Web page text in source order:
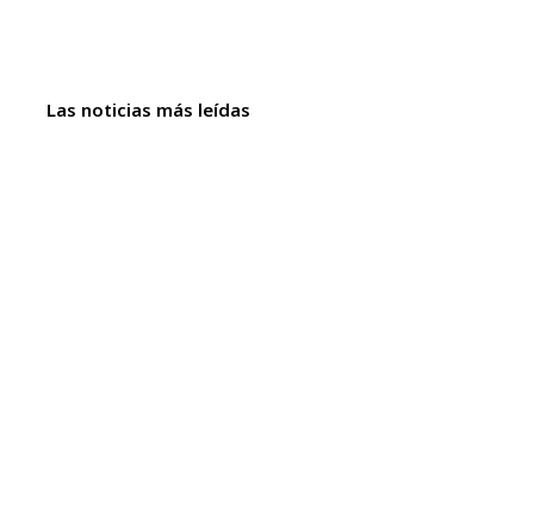
Las noticias más leídas